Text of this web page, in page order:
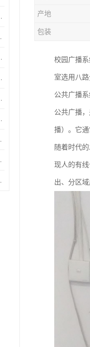
大 电流小
共场合
维护方便
限扩容
结构简单
公共场合
构简单
共场合
距离远
产地
包装
校园广播
室选用八
公共广播系
公共广播
播）。它
随着时代
现人的有
出、分区